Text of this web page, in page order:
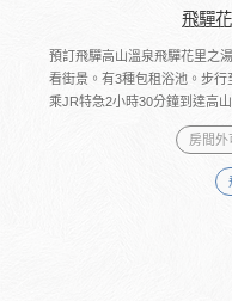
飛驒
預訂飛驒高山溫泉飛驒花里之
看街景。有3種包租浴池。步
乘JR特急2小時30分鐘到達高
房間外